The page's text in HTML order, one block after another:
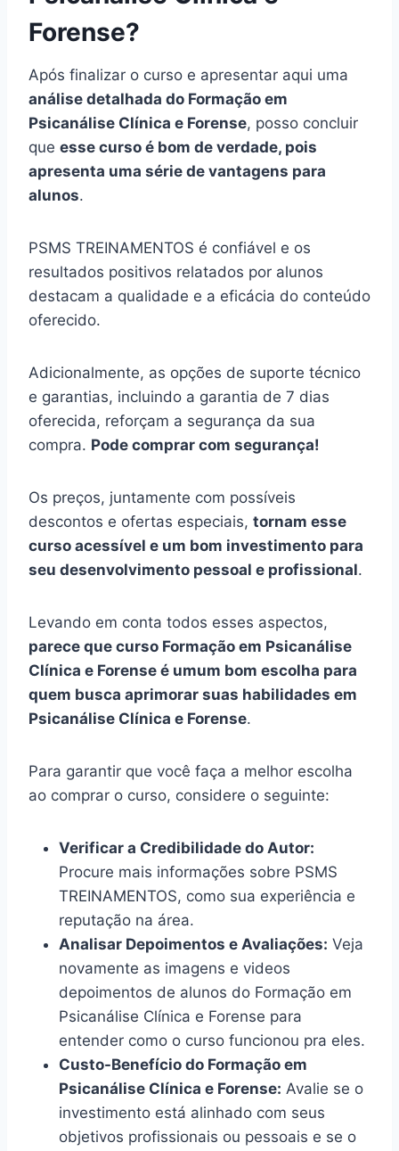
Forense?
Após finalizar o curso e apresentar aqui uma
análise detalhada do Formação em
Psicanálise Clínica e Forense, posso concluir
que esse curso é bom de verdade, pois
apresenta uma série de vantagens para
alunos.
PSMS TREINAMENTOS é confiável e os
resultados positivos relatados por alunos
destacam a qualidade e a eficácia do conteúdo
oferecido.
Adicionalmente, as opções de suporte técnico
e garantias, incluindo a garantia de 7 dias
oferecida, reforçam a segurança da sua
compra. Pode comprar com segurança!
Os preços, juntamente com possíveis
descontos e ofertas especiais, tornam esse
curso acessível e um bom investimento para
seu desenvolvimento pessoal e profissional.
Levando em conta todos esses aspectos,
parece que curso Formação em Psicanálise
Clínica e Forense é umum bom escolha para
quem busca aprimorar suas habilidades em
Psicanálise Clínica e Forense.
Para garantir que você faça a melhor escolha
ao comprar o curso, considere o seguinte:
Verificar a Credibilidade do Autor:
Procure mais informações sobre PSMS
TREINAMENTOS, como sua experiência e
reputação na área.
Analisar Depoimentos e Avaliações: Veja
novamente as imagens e videos
depoimentos de alunos do Formação em
Psicanálise Clínica e Forense para
entender como o curso funcionou pra eles.
Custo-Benefício do Formação em
Psicanálise Clínica e Forense: Avalie se o
investimento está alinhado com seus
objetivos profissionais ou pessoais e se o